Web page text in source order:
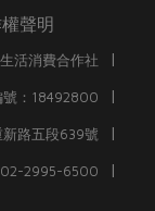
聲明
活消費合作社 |
號：18492800 |
路五段639號 |
2995-6500 |